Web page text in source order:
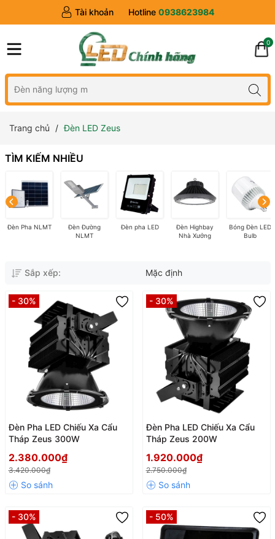
Tài khoản Hotline 0938623984
0
Trang chủ Đèn LED Zeus
TÌM KIẾM NHIỀU
Đèn Pha NLMT
Đèn Đường
NLMT
Đèn pha LED
Đèn Highbay
Nhà Xưởng
Bóng Đèn LED
Bulb
Sắp xếp: Mặc định
- 30%
Đèn Pha LED Chiếu Xa Cẩu
Tháp Zeus 300W
2.380.000₫
3.420.000₫
- 30%
Đèn Pha LED Chiếu Xa Cẩu
Tháp Zeus 200W
1.920.000₫
2.750.000₫
- 30% - 50%